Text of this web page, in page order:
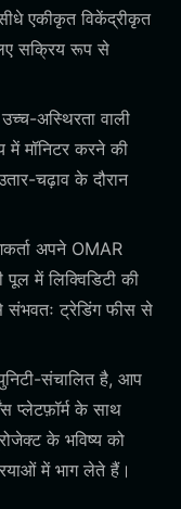
एकीकृत विकेंद्रीकृत
सक्रिय रूप से
अस्थिरता वाली
में मॉनिटर करने की
चढ़ाव के दौरान
अपने OMAR
पूल में लिक्विडिटी की
ट्रेडिंग फीस से
संचालित है, आप
प्लेटफ़ॉर्म के साथ
के भविष्य को
में भाग लेते हैं।